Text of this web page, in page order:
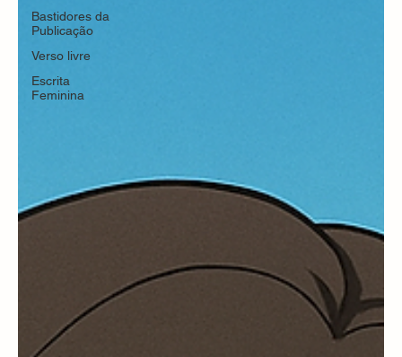
Bastidores da
Publicação
Verso livre
Escrita
Feminina